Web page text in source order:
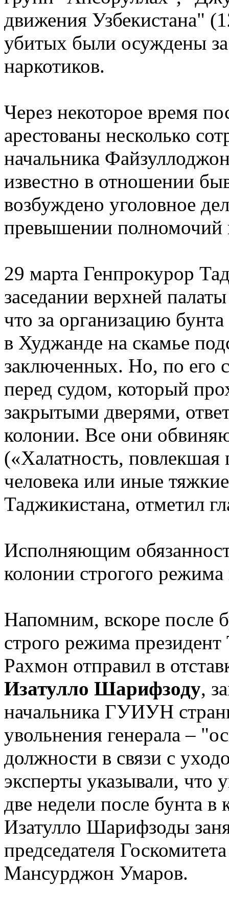
движения Узбекистана"
убитых были осуждены
наркотиков.
Через некоторое время
арестованы несколько
начальника
известно в отношении
возбуждено уголовное
превышении полномочий
29 марта Генпрокурор
заседании верхней
что за организацию
в Худжанде на скамье
заключенных. Но, по его
перед судом, который
закрытыми дверями,
колонии. Все они
(«Халатность,
человека или иные
Таджикистана, отметил
Исполняющим
колонии строгого
Напомним, вскоре после
строго режима
Рахмон отправил в
Изатулло Шарифзоду,
начальника ГУИУН
увольнения генерала –
должности в связи с
эксперты указывали, что
две недели после бунта
Изатулло Шарифзоды
председателя
Мансурджон Умаров.